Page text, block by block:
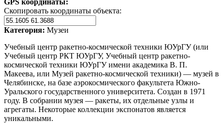
Скопировать координаты объекта:
Категория: Музеи
Учебный центр ракетно-космической техники ЮУрГУ (или
Учебный центр РКТ ЮУрГУ, Учебный центр ракетно-
космической техники ЮУрГУ имени академика В. П.
Макеева, или Музей ракетно-космической техники) — музей в
Челябинске, на базе аэрокосмического факультета Южно-
Уральского государственного университета. Создан в 1971
году. В собрании музея — ракеты, их отдельные узлы и
агрегаты. Некоторые коллекции экспонатов является
уникальными.